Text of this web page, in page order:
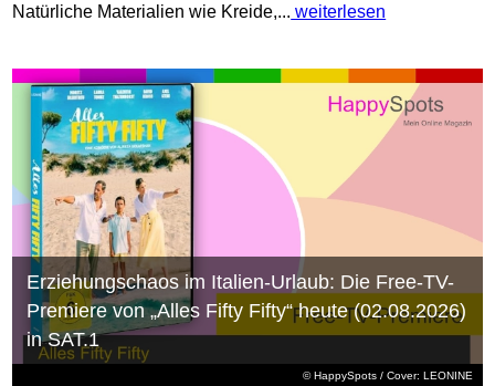
Natürliche Materialien wie Kreide,... weiterlesen
© HappySpots / Cover: LEONINE
Erziehungschaos im Italien-Urlaub: Die Free-TV-
Premiere von „Alles Fifty Fifty“ heute (02.08.2026)
in SAT.1